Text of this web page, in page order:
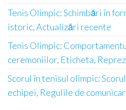
Tenis Olimpic: Schimbări în
istoric, Actualizări recente
Tenis Olimpic:
ceremoniilor, Eticheta,
Scorul în tenisul olimpic:
echipei, Regulile de